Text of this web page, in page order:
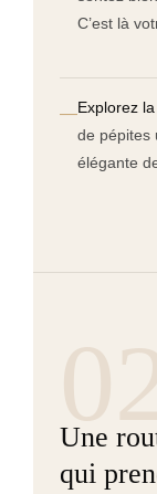
C’est là
—Explorez
de pépites
élégante
Une
qui